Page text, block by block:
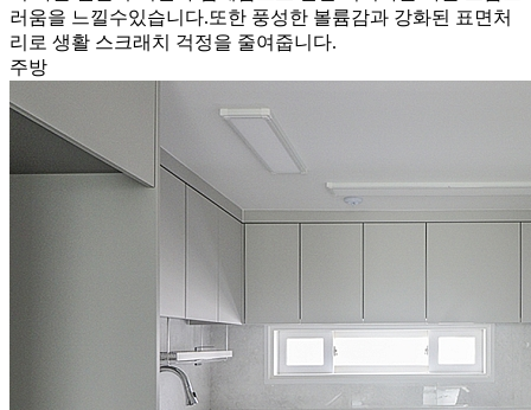
러움을 느낄수있습니다.또한 풍성한 볼륨감과 강화된 표면처
리로 생활 스크래치 걱정을 줄여줍니다.
주방